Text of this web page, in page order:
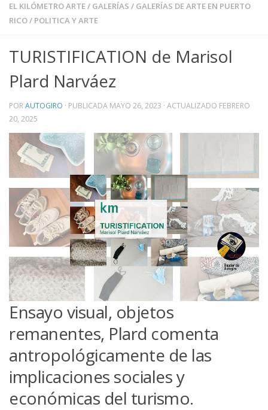
EL KILÓMETRO ARTE/ GALERÍAS / GALERÍAS DE ARTE EN PUERTO
RICO/ POLITICA Y ARTE
TURISTIFICATION de Marisol
Plard Narváez
PORAUTOGIRO · PUBLICADA MAYO 26, 2023 · ACTUALIZADO FEBRERO
20, 2025
Ensayo visual, objetos
remanentes, Plard comenta
antropológicamente de las
implicaciones sociales y
económicas del turismo.